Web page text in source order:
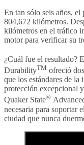
En tan sólo seis años,
804,672 kilómetros.
kilómetros en el tráfico
motor para verificar su
¿Cuál fue el resultado?
DurabilityTM ofreció
que los estándares de
protección excepcional
Quaker State®
necesaria para soportar
ciudad que nunca